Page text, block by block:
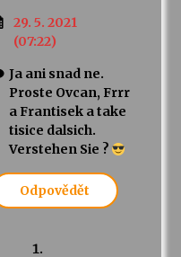
29. 5. 2021
(07:22)
Ja ani snad ne.
Proste Ovcan, Frrr
a Frantisek a take
tisice dalsich.
Verstehen Sie ?
Odpovědět